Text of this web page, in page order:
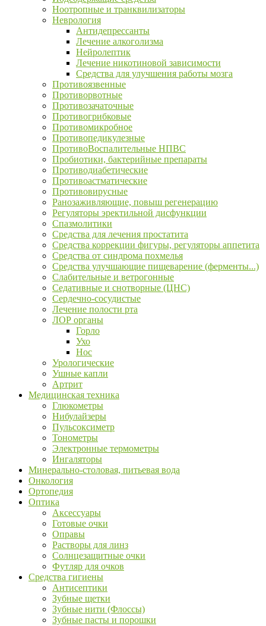
Ноотропные и транквилизаторы
Неврология
Антидепрессанты
Лечение алкоголизма
Нейролептик
Лечение никотиновой зависимости
Средства для улучшения работы мозга
Противоязвенные
Противорвотные
Противозачаточные
Противогрибковые
Противомикробное
Противопедикулезные
ПротивоВоспалительные НПВС
Пробиотики, бактерийные препараты
Противодиабетические
Противоастматические
Противовирусные
Ранозаживляющие, повыш регенерацию
Регуляторы эректильной дисфункции
Спазмолитики
Средства для лечения простатита
Средства коррекции фигуры, регуляторы аппетита
Средства от синдрома похмелья
Средства улучшающие пищеварение (ферменты...)
Слабительные и ветрогонные
Седативные и снотворные (ЦНС)
Сердечно-сосудистые
Лечение полости рта
ЛОР органы
Горло
Ухо
Нос
Урологические
Ушные капли
Артрит
Медицинская техника
Глюкометры
Нибулайзеры
Пульсоксиметр
Тонометры
Электронные термометры
Ингаляторы
Минерально-столовая, питьевая вода
Онкология
Ортопедия
Оптика
Аксессуары
Готовые очки
Оправы
Растворы для линз
Солнцезащитные очки
Футляр для очков
Средства гигиены
Антисептики
Зубные щетки
Зубные нити (Флоссы)
Зубные пасты и порошки